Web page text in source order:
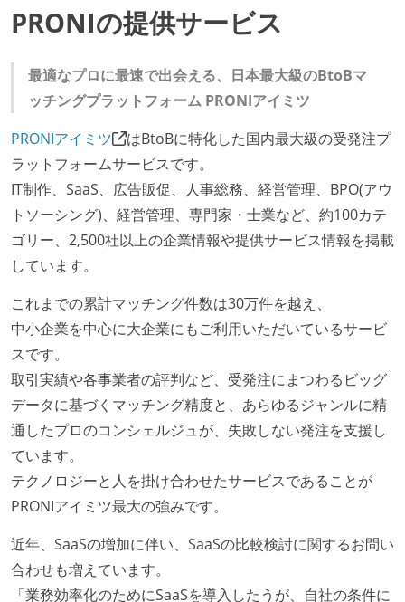
PRONIの提供サービス
最適なプロに最速で出会える、日本最大級のBtoBマ
ッチングプラットフォーム PRONIアイミツ
PRONIアイミツ
はBtoBに特化した国内最大級の受発注プ
ラットフォームサービスです。
IT制作、SaaS、広告販促、人事総務、経営管理、BPO(アウ
トソーシング)、経営管理、専門家・士業など、約100カテ
ゴリー、2,500社以上の企業情報や提供サービス情報を掲載
しています。
これまでの累計マッチング件数は30万件を越え、
中小企業を中心に大企業にもご利用いただいているサービ
スです。
取引実績や各事業者の評判など、受発注にまつわるビッグ
データに基づくマッチング精度と、あらゆるジャンルに精
通したプロのコンシェルジュが、失敗しない発注を支援し
ています。
テクノロジーと人を掛け合わせたサービスであることが
PRONIアイミツ最大の強みです。
近年、SaaSの増加に伴い、SaaSの比較検討に関するお問い
合わせも増えています。
「業務効率化のためにSaaSを導入したうが、自社の条件に